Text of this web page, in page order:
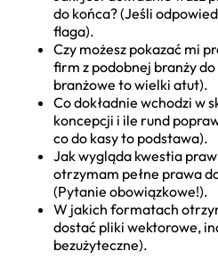
do końca? (Jeśli
flaga).
Czy możesz pokazać mi
firm z podobnej branży
branżowe to wielki atut).
Co dokładnie wchodzi w
koncepcji i ile rund
co do kasy to podstawa).
Jak wygląda kwestia
otrzymam pełne prawa
(Pytanie obowiązkowe!).
W jakich formatach
dostać pliki wektorowe,
bezużyteczne).